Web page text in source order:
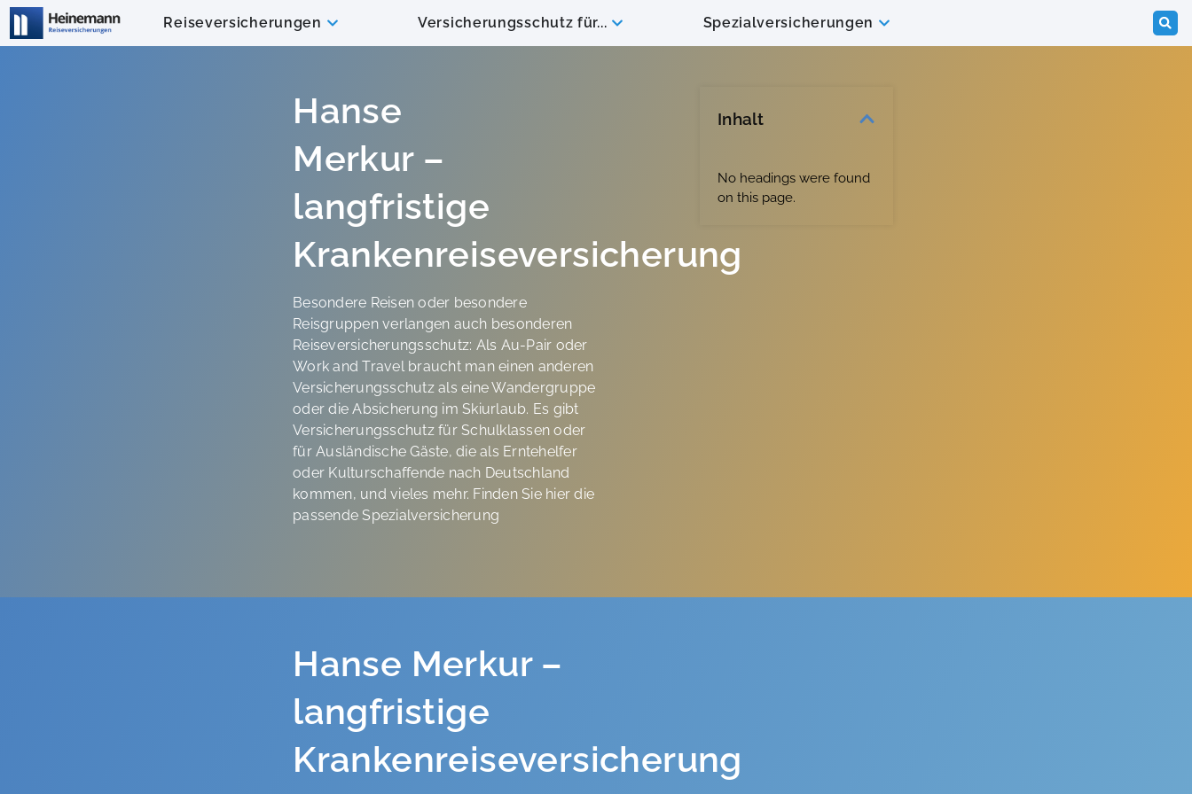
Reiseversicherungen Versicherungsschutz für... Spezialversicherungen
Hanse
Merkur –
langfristige
Krankenreiseversicherung
Besondere Reisen oder besondere
Reisgruppen verlangen auch besonderen
Reiseversicherungsschutz: Als Au-Pair oder
Work and Travel braucht man einen anderen
Versicherungsschutz als eine Wandergruppe
oder die Absicherung im Skiurlaub. Es gibt
Versicherungsschutz für Schulklassen oder
für Ausländische Gäste, die als Erntehelfer
oder Kulturschaffende nach Deutschland
kommen, und vieles mehr. Finden Sie hier die
passende Spezialversicherung
Inhalt
No headings were found
on this page.
Hanse Merkur –
langfristige
Krankenreiseversicherung